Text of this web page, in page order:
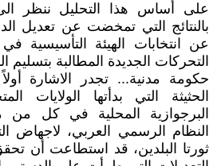
على أساس هذا التحليل ننظر
بالنتائج التي تمخضت عن تعديل
عن انتخابات الهيئة التأسيسية
التحركات الجديدة المطالبة
حكومة مدنية... تجدر الاشارة
الحثيثة التي بدأتها الولايات
البرجوازية المحلية في كل من
النظام الرسمي العربي، لاجهاض
ثورتا البلدين، قد استطاعت أن